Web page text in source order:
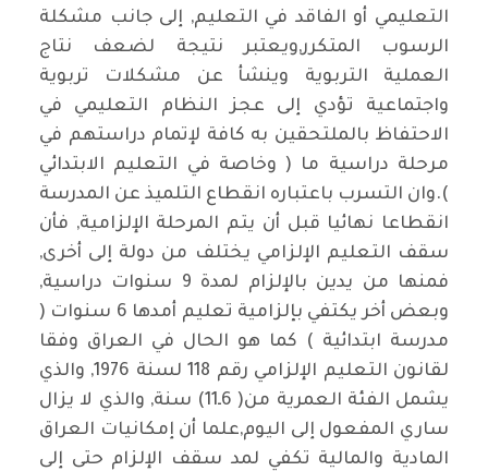
التعليمي أو الفاقد في التعليم, إلى جانب مشكلة
الرسوب المتكرر,ويعتبر نتيجة لضعف نتاج
العملية التربوية وينشأ عن مشكلات تربوية
واجتماعية تؤدي إلى عجز النظام التعليمي في
الاحتفاظ بالملتحقين به كافة لإتمام دراستهم في
مرحلة دراسية ما ( وخاصة في التعليم الابتدائي
).وان التسرب باعتباره انقطاع التلميذ عن المدرسة
انقطاعا نهائيا قبل أن يتم المرحلة الإلزامية, فأن
سقف التعليم الإلزامي يختلف من دولة إلى أخرى,
فمنها من يدين بالإلزام لمدة 9 سنوات دراسية,
وبعض أخر يكتفي بإلزامية تعليم أمدها 6 سنوات (
مدرسة ابتدائية ) كما هو الحال في العراق وفقا
لقانون التعليم الإلزامي رقم 118 لسنة 1976, والذي
يشمل الفئة العمرية من( 6ـ11) سنة, والذي لا يزال
ساري المفعول إلى اليوم,علما أن إمكانيات العراق
المادية والمالية تكفي لمد سقف الإلزام حتى إلى